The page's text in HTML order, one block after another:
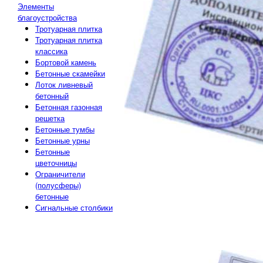
Элементы
благоустройства
Тротуарная плитка
Тротуарная плитка
классика
Бортовой камень
Бетонные скамейки
Лоток ливневый
бетонный
Бетонная газонная
решетка
Бетонные тумбы
Бетонные урны
Бетонные
цветочницы
Ограничители
(полусферы)
бетонные
Сигнальные столбики